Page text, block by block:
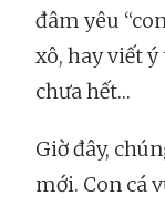
đâm yêu
xô, hay viết
chưa hết…
Giờ đây,
mới. Con cá